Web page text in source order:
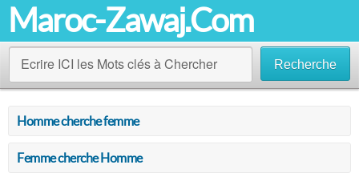
Maroc-Zawaj.Com
Ecrire ICI les Mots clés à Chercher Recherche
Homme cherche femme
Femme cherche Homme